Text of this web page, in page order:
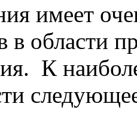
имеет
в области
К